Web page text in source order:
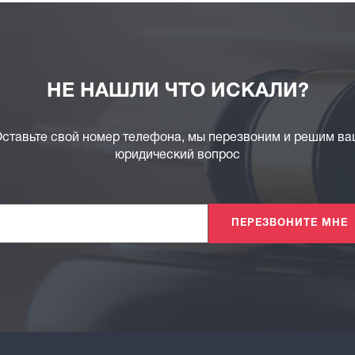
НЕ НАШЛИ ЧТО ИСКАЛИ?
свой номер телефона, мы перезвоним и решим
юридический вопрос
ПЕРЕЗВОНИТЕ МНЕ